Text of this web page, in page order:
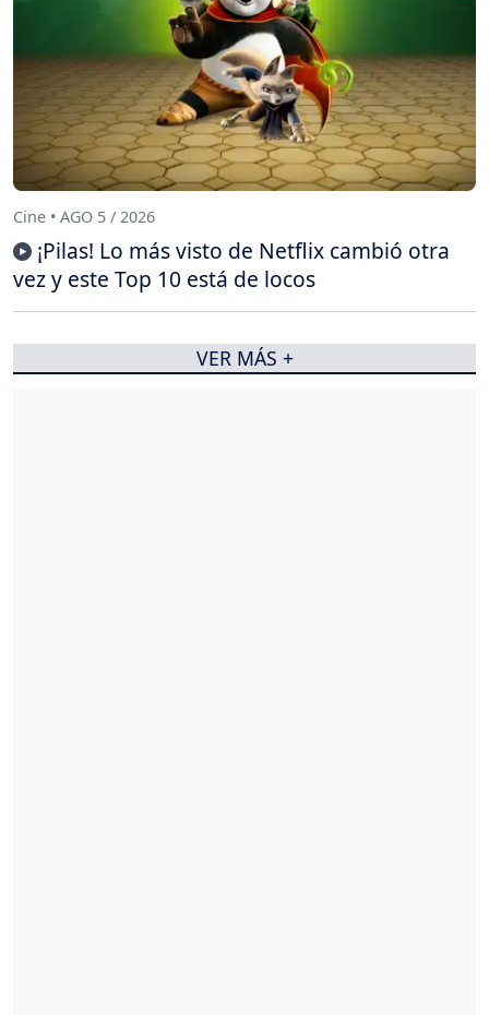
Cine • AGO 5 / 2026
¡Pilas! Lo más visto de Netflix cambió otra
vez y este Top 10 está de locos
VER MÁS +